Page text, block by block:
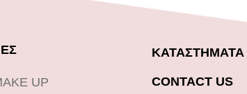
UP
ΚΑΤΑΣΤΗΜΑΤΑ
CONTACT US